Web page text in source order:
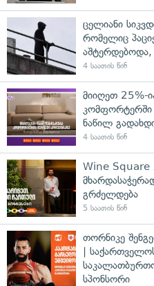
ცელიანი
რომელიც
აშტერდებოდა,
4 საათის წინ
მიიღეთ 25%-
კომფორტერში
ნაწილ
4 საათის წინ
Wine Square
გრძელდება
5 საათის წინ
თორნიკე
|
სპონსორი